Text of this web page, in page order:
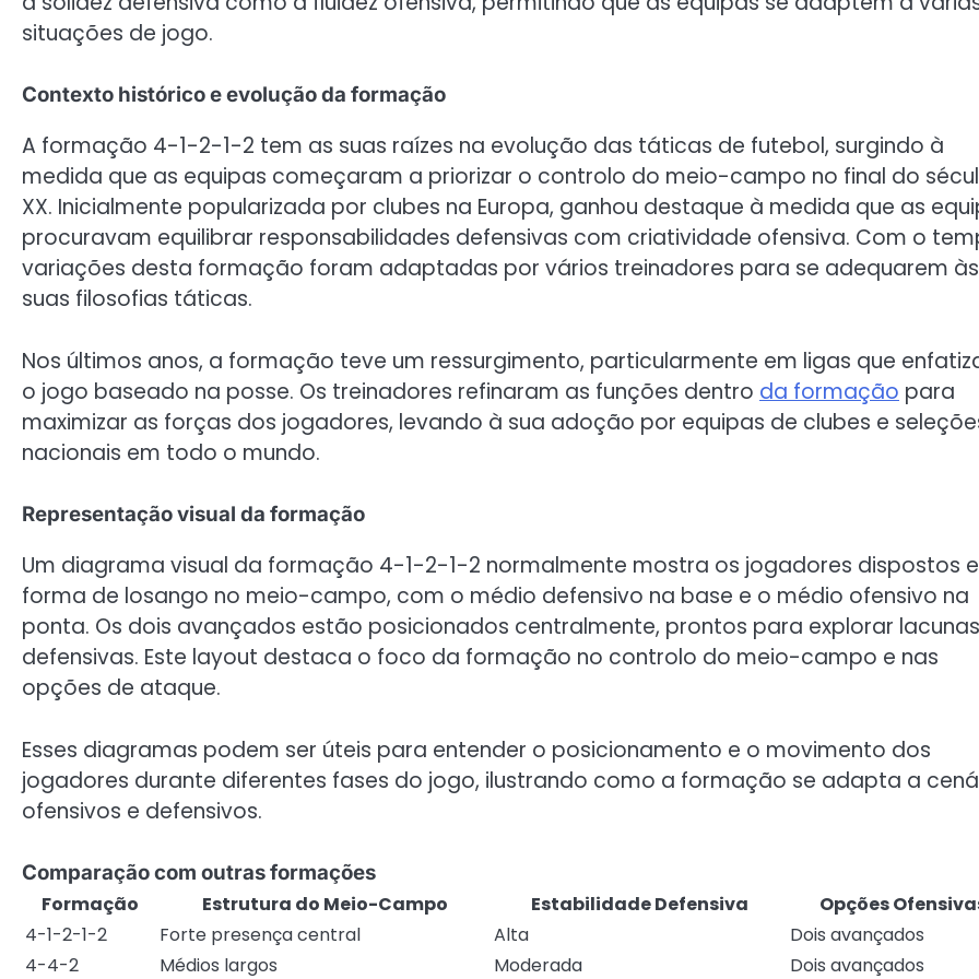
situações de jogo.
Contexto histórico e evolução da formação
A formação 4-1-2-1-2 tem as suas raízes na evolução das táticas de futebol, surgindo à
medida que as equipas começaram a priorizar o controlo do meio-campo no final do
XX. Inicialmente popularizada por clubes na Europa, ganhou destaque à medida que as
procuravam equilibrar responsabilidades defensivas com criatividade ofensiva. Com o
variações desta formação foram adaptadas por vários treinadores para se adequarem às
suas filosofias táticas.
Nos últimos anos, a formação teve um ressurgimento, particularmente em ligas que
o jogo baseado na posse. Os treinadores refinaram as funções dentro da formação para
maximizar as forças dos jogadores, levando à sua adoção por equipas de clubes e
nacionais em todo o mundo.
Representação visual da formação
Um diagrama visual da formação 4-1-2-1-2 normalmente mostra os jogadores dispostos
forma de losango no meio-campo, com o médio defensivo na base e o médio ofensivo na
ponta. Os dois avançados estão posicionados centralmente, prontos para explorar lacunas
defensivas. Este layout destaca o foco da formação no controlo do meio-campo e nas
opções de ataque.
Esses diagramas podem ser úteis para entender o posicionamento e o movimento dos
jogadores durante diferentes fases do jogo, ilustrando como a formação se adapta a
ofensivos e defensivos.
Comparação com outras formações
Formação
Estrutura do Meio-Campo Estabilidade Defensiva
Opções
4-1-2-1-2
Forte presença central Alta
Dois avançados
4-4-2
Médios largos Moderada Dois avançados